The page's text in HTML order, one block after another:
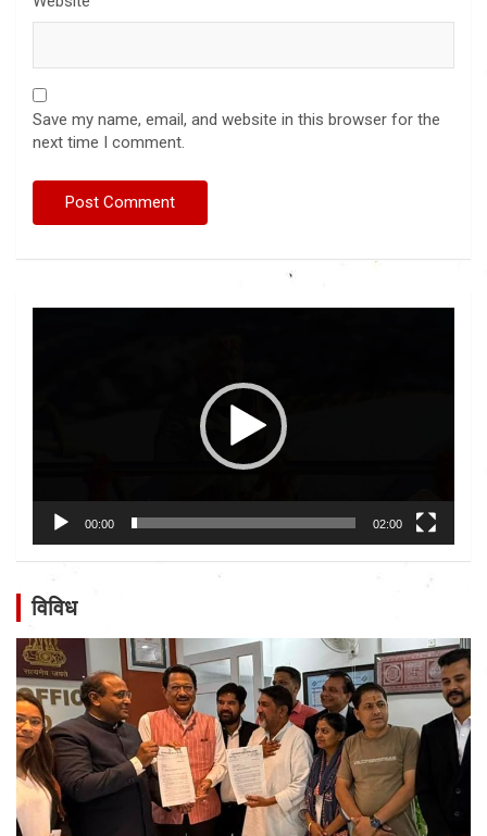
Save my name, email, and website in this browser for the
next time I comment.
00:00 02:00
विविध